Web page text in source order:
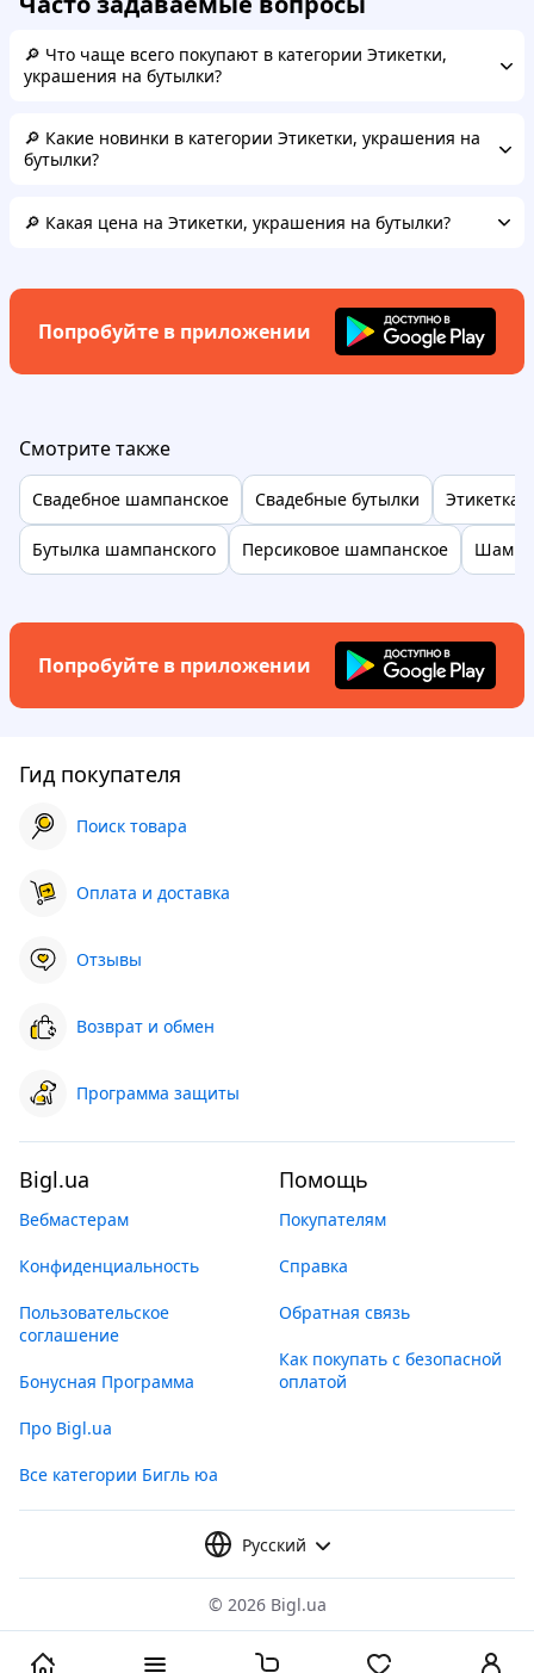
🔎 Что чаще всего покупают в категории Этикетки,
украшения на бутылки?
🔎 Какие новинки в категории Этикетки, украшения на
бутылки?
🔎 Какая цена на Этикетки, украшения на бутылки?
Попробуйте в приложении
Смотрите также
Свадебное шампанское Свадебные бутылки Этикетка
Бутылка шампанского Персиковое шампанское
Попробуйте в приложении
Гид покупателя
Поиск товара
Оплата и доставка
Отзывы
Возврат и обмен
Программа защиты
Bigl.ua
Вебмастерам
Конфиденциальность
Пользовательское
соглашение
Бонусная Программа
Про Bigl.ua
Все категории Бигль юа
Помощь
Покупателям
Справка
Обратная связь
Как покупать с безопасной
оплатой
Русский
© 2026 Bigl.ua